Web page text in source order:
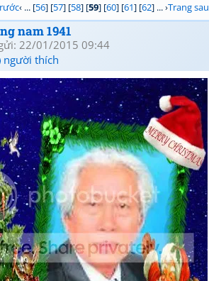
‹ ... [56] [57] [58] [59] [60] [61] [62] ... ›Trang sau
nam 1941
22/01/2015 09:44
người thích